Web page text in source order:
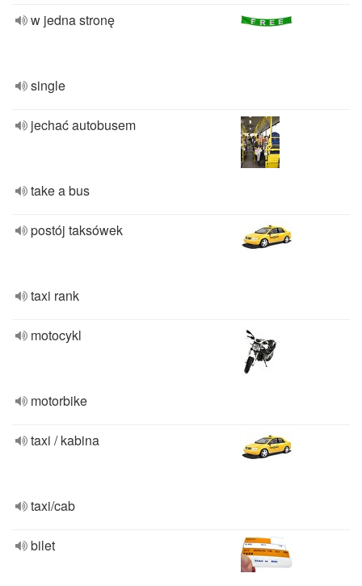
w jedna stronę
single
jechać autobusem
take a bus
postój taksówek
taxi rank
motocykl
motorbike
taxi / kabina
taxi/cab
bilet